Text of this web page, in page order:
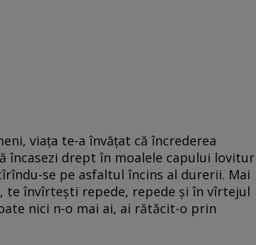
viața te-a învățat că încrederea
încasezi drept în moalele capului
se pe asfaltul încins al durerii. Mai
te învîrtești repede, repede și în vîrtejul
nici n-o mai ai, ai rătăcit-o prin